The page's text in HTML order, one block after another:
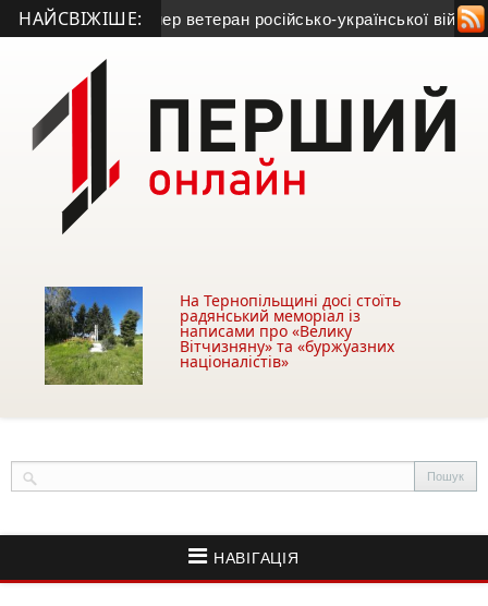
НАЙСВІЖІШЕ:
• Помер ветеран російсько-української війни з
На Тернопільщині досі стоїть
радянський меморіал із
написами про «Велику
Вітчизняну» та «буржуазних
націоналістів»
НАВІГАЦІЯ